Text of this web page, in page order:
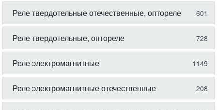
Реле твердотельные отечественные, оптореле 601
Реле твердотельные, оптореле 728
Реле электромагнитные 1149
Реле электромагнитные отечественные 208